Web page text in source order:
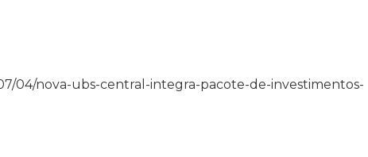
04/nova-ubs-central-integra-pacote-de-investimentos-